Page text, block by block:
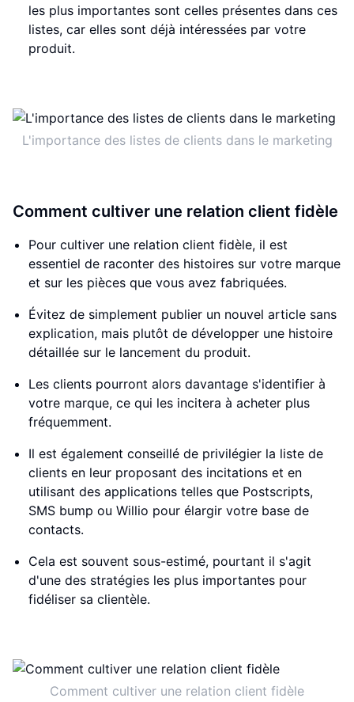
les plus importantes sont celles présentes dans ces
listes, car elles sont déjà intéressées par votre
produit.
L'importance des listes de clients dans le marketing
Comment cultiver une relation client fidèle
Pour cultiver une relation client fidèle, il est
essentiel de raconter des histoires sur votre marque
et sur les pièces que vous avez fabriquées.
Évitez de simplement publier un nouvel article sans
explication, mais plutôt de développer une histoire
détaillée sur le lancement du produit.
Les clients pourront alors davantage s'identifier à
votre marque, ce qui les incitera à acheter plus
fréquemment.
Il est également conseillé de privilégier la liste de
clients en leur proposant des incitations et en
utilisant des applications telles que Postscripts,
SMS bump ou Willio pour élargir votre base de
contacts.
Cela est souvent sous-estimé, pourtant il s'agit
d'une des stratégies les plus importantes pour
fidéliser sa clientèle.
Comment cultiver une relation client fidèle